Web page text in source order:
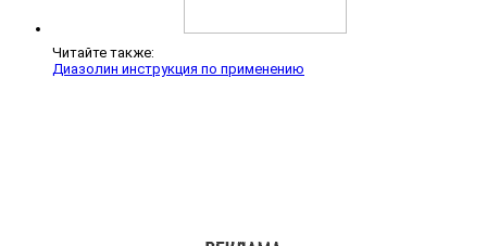
Читайте также:
Диазолин инструкция по применению